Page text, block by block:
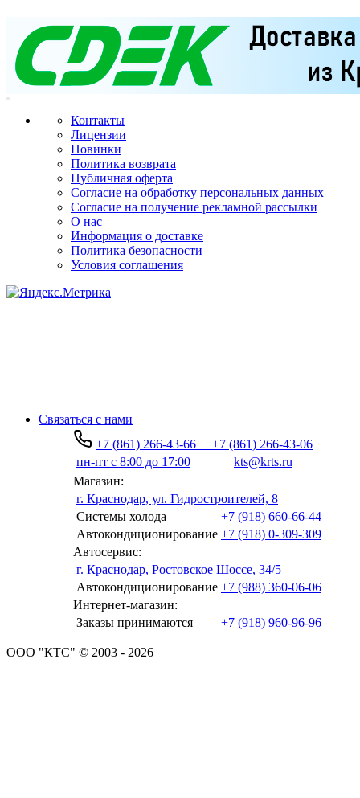
Контакты
Лицензии
Новинки
Политика возврата
Публичная оферта
Согласие на обработку персональных данных
Согласие на получение рекламной рассылки
О нас
Информация о доставке
Политика безопасности
Условия соглашения
Связаться с нами
+7 (861) 266-43-66
+7 (861) 266-43-06
пн-пт с 8:00 до 17:00
kts@krts.ru
Магазин:
г. Краснодар, ул. Гидростроителей, 8
Системы холода
+7 (918) 660-66-44
Автокондиционирование +7 (918) 0-309-309
Автосервис:
г. Краснодар, Ростовское Шоссе, 34/5
Автокондиционирование +7 (988) 360-06-06
Интернет-магазин:
Заказы принимаются
+7 (918) 960-96-96
ООО "КТС" © 2003 - 2026